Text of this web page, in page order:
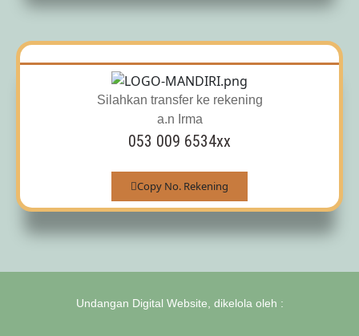
Silahkan transfer ke rekening
a.n Irma
053 009 6534xx
Copy No. Rekening
Undangan Digital Website, dikelola oleh :